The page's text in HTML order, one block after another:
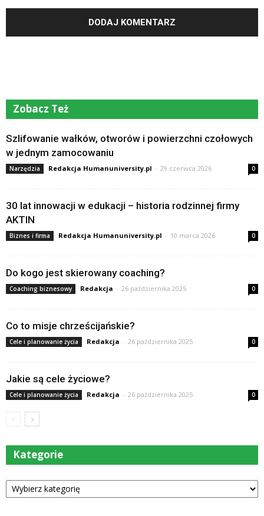
Zobacz Też
Szlifowanie wałków, otworów i powierzchni czołowych
w jednym zamocowaniu
Narzędzia Redakcja Humanuniversity.pl - 29 czerwca 2026 0
30 lat innowacji w edukacji – historia rodzinnej firmy
AKTIN
Biznes i firma Redakcja Humanuniversity.pl - 10 marca 2026 0
Do kogo jest skierowany coaching?
Coaching biznesowy Redakcja - 26 października 2025 0
Co to misje chrześcijańskie?
Cele i planowanie życia Redakcja - 26 października 2025 0
Jakie są cele życiowe?
Cele i planowanie życia Redakcja - 26 października 2025 0
Kategorie
Kategorie